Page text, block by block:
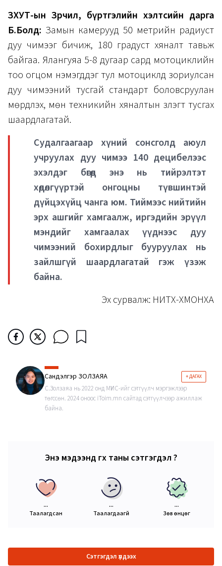
ЗХУТ-ын Зөрчил, бүртгэлийн хэлтсийн дарга
Б.Болд: Замын камерууд 50 метрийн радиуст
дуу чимээг бичиж, 180 градуст хяналт тавьж
байгаа. Ялангуяа 5-8 дугаар сард мотоциклийн
тоо огцом нэмэгддэг тул мотоциклд зориулсан
дуу чимээний тусгай стандарт боловсруулан
мөрдүүлэх, мөн техникийн хяналтын үзлэгт тусгах
шаардлагатай.
Судалгаагаар хүний сонсголд аюул
учруулах дуу чимээ 140 децибелээс
эхэлдэг бөгөөд энэ нь тийрэлтэт
хөдөлгүүртэй онгоцны түвшинтэй
дүйцэхүйц чанга юм. Тиймээс нийтийн
эрх ашгийг хамгаалж, иргэдийн эрүүл
мэндийг хамгаалах үүднээс дуу
чимээний бохирдлыг бууруулах нь
зайлшгүй шаардлагатай гэж үзэж
байна.
Эх сурвалж: НИТХ-ХМОНХА
Сандэлгэр ЗОЛЗАЯА + ДАГАХ
С.Золзаяа нь 2022 онд МҮИС-ийг сэтгүүлч мэргэжлээр
төгссөн. 2024 оноос iToim.mn сайтад сэтгүүлчээр ажиллаж
байна.
Энэ мэдээнд өгөх таны сэтгэгдэл ?
...
Таалагдсан
...
Таалагдаагүй
...
Зөв өнцөг
Сэтгэгдэл үлдээх